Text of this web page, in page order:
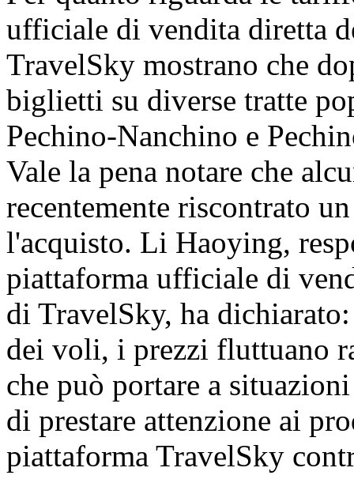
ufficiale di vendita diretta
TravelSky mostrano che
biglietti su diverse tratte
Pechino-Nanchino e
Vale la pena notare che
recentemente riscontrato
l'acquisto. Li Haoying,
piattaforma ufficiale di
di TravelSky, ha
dei voli, i prezzi fluttuano
che può portare a
di prestare attenzione ai
piattaforma TravelSky